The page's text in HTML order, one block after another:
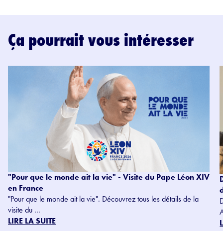
Ça pourrait vous intéresser
"Pour que le monde ait la vie" - Visite du Pape Léon XIV
en France
"Pour que le monde ait la vie". Découvrez tous les détails de la
visite du ...
LIRE LA SUITE